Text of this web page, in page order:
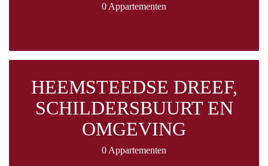
0 Appartementen
HEEMSTEEDSE DREEF,
SCHILDERSBUURT EN
OMGEVING
0 Appartementen